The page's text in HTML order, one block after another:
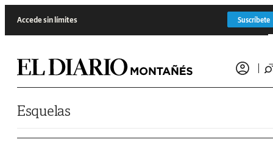
Accede sin límites Suscríbete
Esquelas